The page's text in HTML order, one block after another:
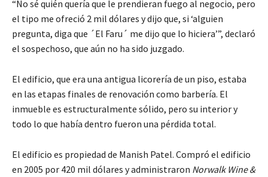
“No sé quién quería que le prendieran fuego al negocio, pero
el tipo me ofreció 2 mil dólares y dijo que, si ‘alguien
pregunta, diga que ´El Faru´ me dijo que lo hiciera’”, declaró
el sospechoso, que aún no ha sido juzgado.
El edificio, que era una antigua licorería de un piso, estaba
en las etapas finales de renovación como barbería. El
inmueble es estructuralmente sólido, pero su interior y
todo lo que había dentro fueron una pérdida total.
El edificio es propiedad de Manish Patel. Compró el edificio
en 2005 por 420 mil dólares y administraron Norwalk Wine &